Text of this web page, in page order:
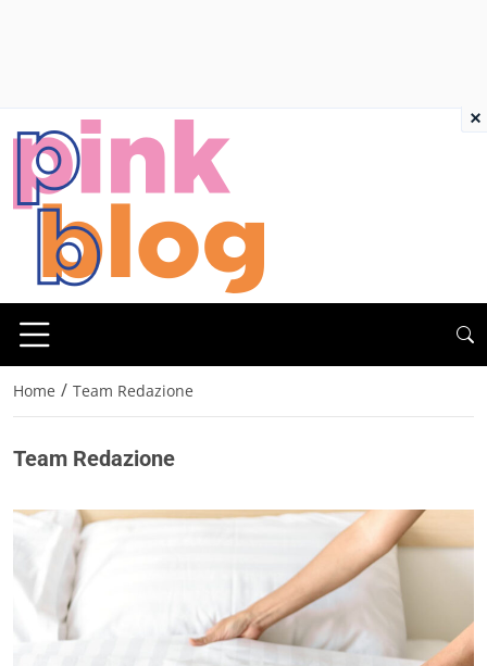
Home / Team Redazione
Team Redazione
×